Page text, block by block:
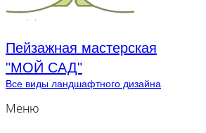
Пейзажная мастерская
"МОЙ САД"
Все виды ландшафтного дизайна
Меню